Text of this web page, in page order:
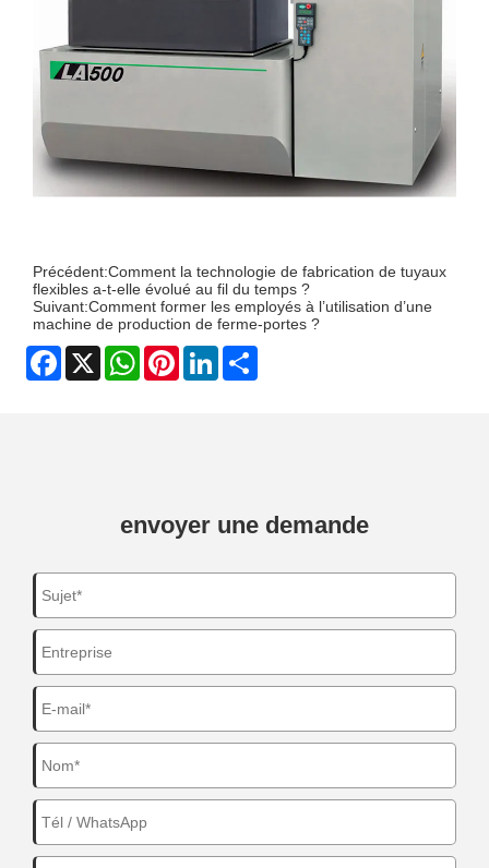
Précédent:Comment la technologie de fabrication de tuyaux
flexibles a-t-elle évolué au fil du temps ?
Suivant:Comment former les employés à l’utilisation d’une
machine de production de ferme-portes ?
Facebook
X WhatsAppPinterestLinkedIn
envoyer une demande